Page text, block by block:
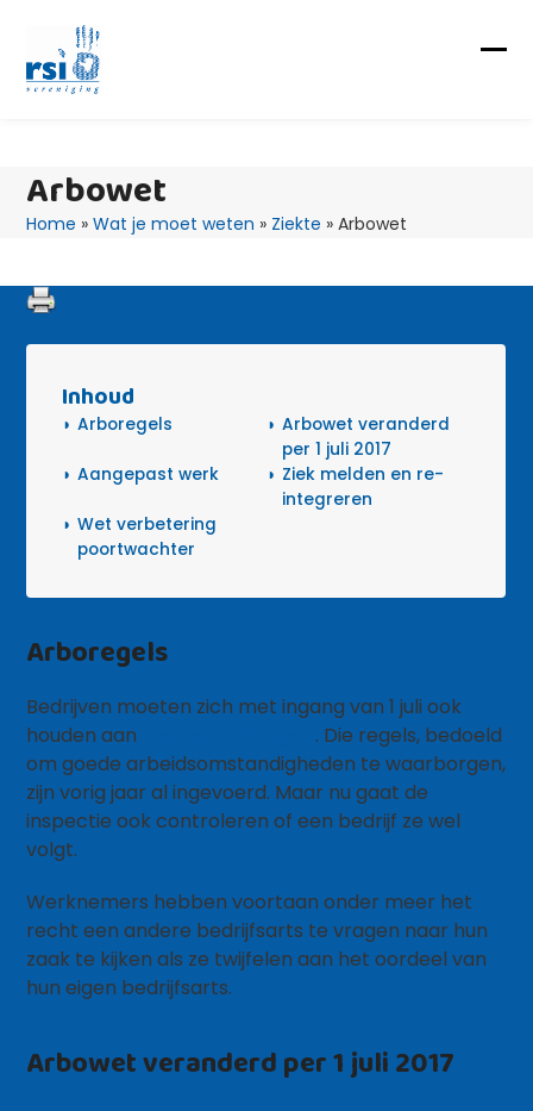
content
Arbowet
Home »Wat je moet weten » Ziekte »Arbowet
Inhoud
Arboregels
Arbowet veranderd
per 1 juli 2017
Aangepast werk
Ziek melden en re-
integreren
Wet verbetering
poortwachter
Arboregels
Bedrijven moeten zich met ingang van 1 juli ook
houden aan
. Die regels, bedoeld
om goede arbeidsomstandigheden te waarborgen,
zijn vorig jaar al ingevoerd. Maar nu gaat de
inspectie ook controleren of een bedrijf ze wel
volgt.
Werknemers hebben voortaan onder meer het
recht een andere bedrijfsarts te vragen naar hun
zaak te kijken als ze twijfelen aan het oordeel van
hun eigen bedrijfsarts.
Arbowet veranderd per 1 juli 2017